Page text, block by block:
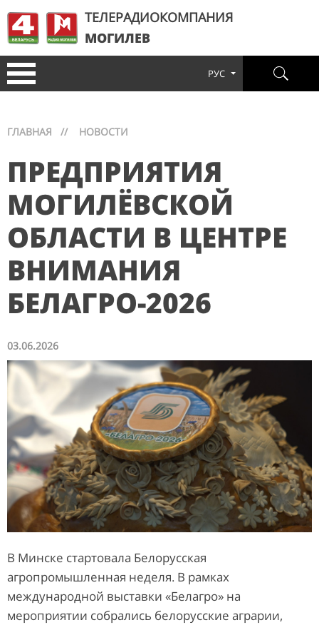
ТЕЛЕРАДИОКОМПАНИЯ
МОГИЛЕВ
РУС
ГЛАВНАЯ // НОВОСТИ
ПРЕДПРИЯТИЯ
МОГИЛЁВСКОЙ
ОБЛАСТИ В ЦЕНТРЕ
ВНИМАНИЯ
БЕЛАГРО-2026
03.06.2026
В Минске стартовала Белорусская
агропромышленная неделя. В рамках
международной выставки «Белагро» на
мероприятии собрались белорусские аграрии,